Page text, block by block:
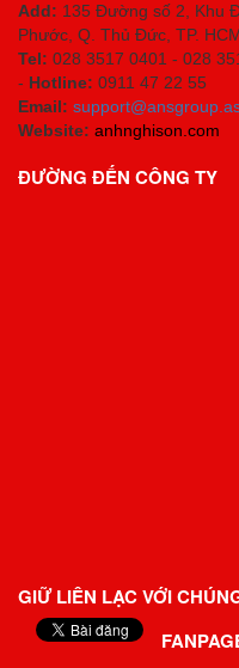
Add: 135 Đường số 2, Khu
Phước, Q. Thủ Đức, TP.
Tel: 028 3517 0401 - 028
- Hotline: 0911 47 22 55
Email:
Website: anhnghison.com
ĐƯỜNG ĐẾN CÔNG TY
GIỮ LIÊN LẠC VỚI